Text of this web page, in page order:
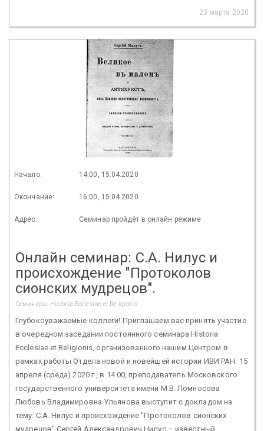
23 марта 2020
Начало: 14:00, 15.04.2020
Окончание: 16:00, 15.04.2020
Адрес: Семинар пройдёт в онлайн режиме
Онлайн семинар: С.А. Нилус и
происхождение "Протоколов
сионских мудрецов".
Семинары, Historia Ecclesiae et Religionis
Глубокоуважаемые коллеги! Приглашаем вас принять участие
в очередном заседании постоянного семинара Historia
Ecclesiae et Religionis, организованного нашим Центром в
рамках работы Отдела новой и новейшей истории ИВИ РАН. 15
апреля (среда) 2020 г., в 14.00, преподаватель Московского
государственного университета имени М.В. Ломносова
Любовь Владимировна Ульянова выступит с докладом на
тему: С.А. Нилус и происхождение "Протоколов сионских
мудрецов" Сергей Александрович Нилус – известный